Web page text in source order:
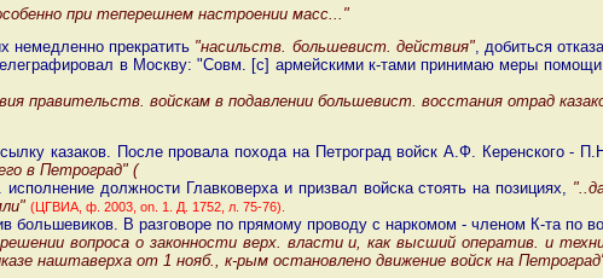
при теперешнем настроении масс..."
немедленно прекратить "насильств. большевист. действия", добиться
в Москву: "Совм. [с] армейскими к-тами принимаю меры
правительств. войскам в подавлении большевист. восстания отрад
казаков. После провала похода на Петроград войск А.Ф. Керенского -
в Петроград" (
должности Главковерха и призвал войска стоять на позициях,
(ЦГВИА, ф. 2003, on. 1. Д. 1752, л. 75-76).
большевиков. В разговоре по прямому проводу с наркомом - членом К-та
вопроса о законности верх. власти и, как высший оператив. и
наштаверха от 1 нояб., к-рым остановлено движение войск на